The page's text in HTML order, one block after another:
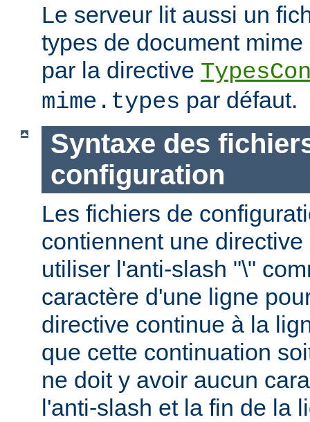
Le serveur lit aussi un
types de document
par la directive
mime.types par défaut.
Syntaxe des
configuration
Les fichiers de
contiennent une
utiliser l'anti-slash "\"
caractère d'une ligne
directive continue à la
que cette continuation
ne doit y avoir aucun
l'anti-slash et la fin de la